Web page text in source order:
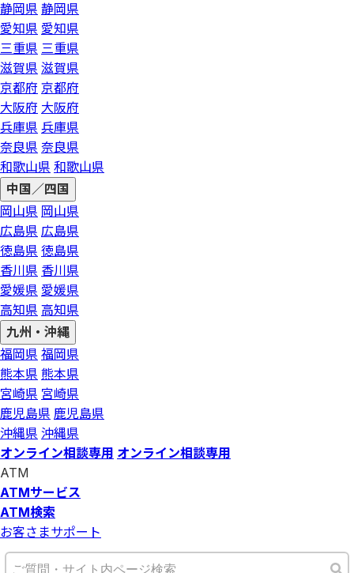
静岡県 静岡県
愛知県 愛知県
三重県 三重県
滋賀県 滋賀県
京都府 京都府
大阪府 大阪府
兵庫県 兵庫県
奈良県 奈良県
和歌山県 和歌山県
中国／四国
岡山県 岡山県
広島県 広島県
徳島県 徳島県
香川県 香川県
愛媛県 愛媛県
高知県 高知県
九州・沖縄
福岡県 福岡県
熊本県 熊本県
宮崎県 宮崎県
鹿児島県 鹿児島県
沖縄県 沖縄県
オンライン相談専用 オンライン相談専用
ATM
ATMサービス
ATM検索
お客さまサポート